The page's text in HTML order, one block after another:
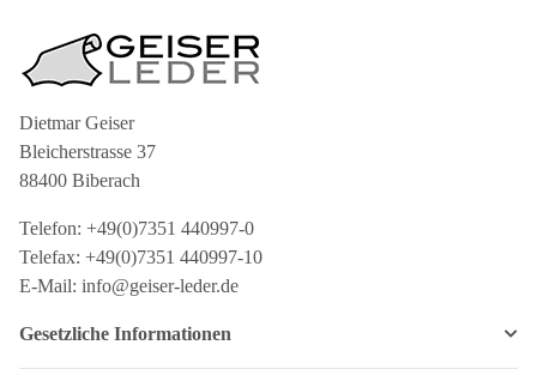
Dietmar Geiser
Bleicherstrasse 37
88400 Biberach
Telefon: +49(0)7351 440997-0
Telefax: +49(0)7351 440997-10
E-Mail: info@geiser-leder.de
Gesetzliche Informationen